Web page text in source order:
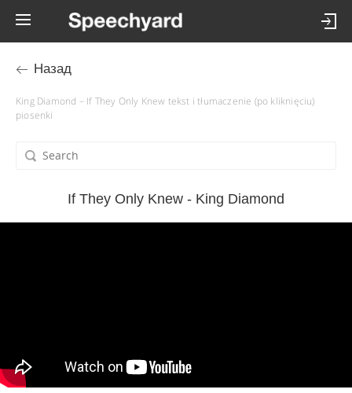
Назад
King Diamond – If They Only Knew tekst i tłumaczenie (po kliknięciu)
piosenki
If They Only Knew - King Diamond